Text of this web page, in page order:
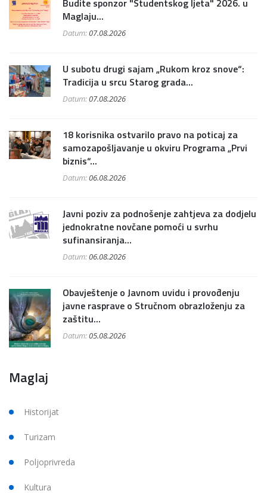
Budite sponzor "Studentskog ljeta" 2026. u
Maglaju...
Datum:07.08.2026
U subotu drugi sajam „Rukom kroz snove“:
Tradicija u srcu Starog grada...
Datum:07.08.2026
18 korisnika ostvarilo pravo na poticaj za
samozapošljavanje u okviru Programa „Prvi
biznis“...
Datum:06.08.2026
Javni poziv za podnošenje zahtjeva za dodjelu
jednokratne novčane pomoći u svrhu
sufinansiranja...
Datum:06.08.2026
Obavještenje o Javnom uvidu i provođenju
javne rasprave o Stručnom obrazloženju za
zaštitu...
Datum:05.08.2026
Maglaj
Historijat
Turizam
Poljoprivreda
Kultura